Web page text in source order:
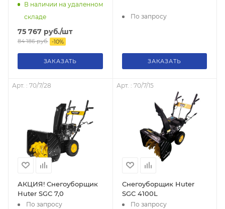
В наличии на удаленном
складе
75 767 руб./шт
84 186руб. -10%
ЗАКАЗАТЬ
По запросу
ЗАКАЗАТЬ
Арт. : 70/7/28
АКЦИЯ! Снегоуборщик
Huter SGC 7,0
По запросу
Арт. : 70/7/15
Снегоуборщик Huter
SGC 4100L
По запросу